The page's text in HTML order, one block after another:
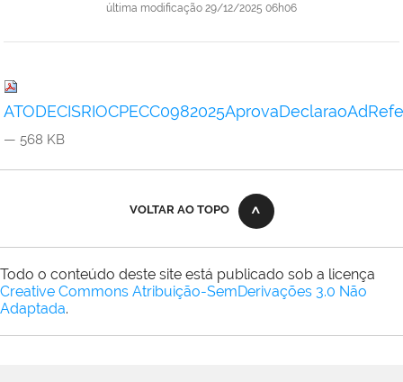
última modificação 29/12/2025 06h06
— 568 KB
VOLTAR AO TOPO
Todo o conteúdo deste site está publicado sob a licença
Creative Commons Atribuição-SemDerivações 3.0 Não
Adaptada.